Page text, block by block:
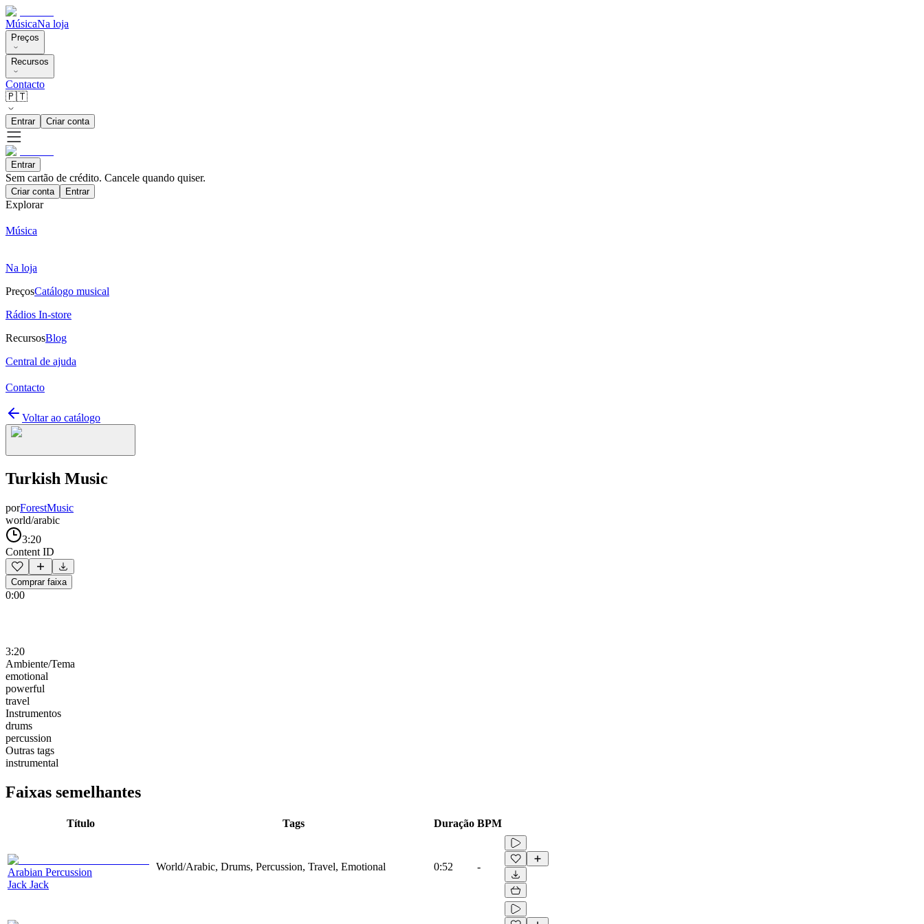
MúsicaNa loja
Preços
Recursos
Contacto
🇵🇹
Entrar Criar conta
Entrar
Sem cartão de crédito. Cancele quando quiser.
Criar conta Entrar
Explorar
Música
Na loja
PreçosCatálogo musical
Rádios In-store
RecursosBlog
Central de ajuda
Contacto
Voltar ao catálogo
Turkish Music
porForestMusic
world/arabic
3:20
Content ID
Comprar faixa
0:00
3:20
Ambiente/Tema
emotional
powerful
travel
Instrumentos
drums
percussion
Outras tags
instrumental
Faixas semelhantes
Título Tags Duração BPM
Arabian Percussion
Jack Jack
World/Arabic, Drums, Percussion, Travel, Emotional 0:52 -